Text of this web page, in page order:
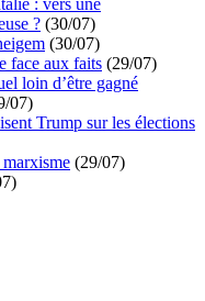
? (30/07)
(30/07)
face aux faits (29/07)
loin d’être gagné
07)
Trump sur les élections
(29/07)